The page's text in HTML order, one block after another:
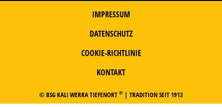
IMPRESSUM
DATENSCHUTZ
COOKIE-RICHTLINIE
KONTAKT
© BSG KALI WERRA TIEFENORT ® | TRADITION SEIT 1913